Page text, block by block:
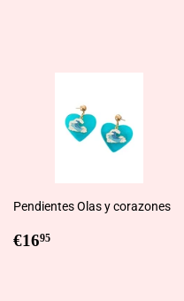
Pendientes Olas y corazones
Regular
€1695